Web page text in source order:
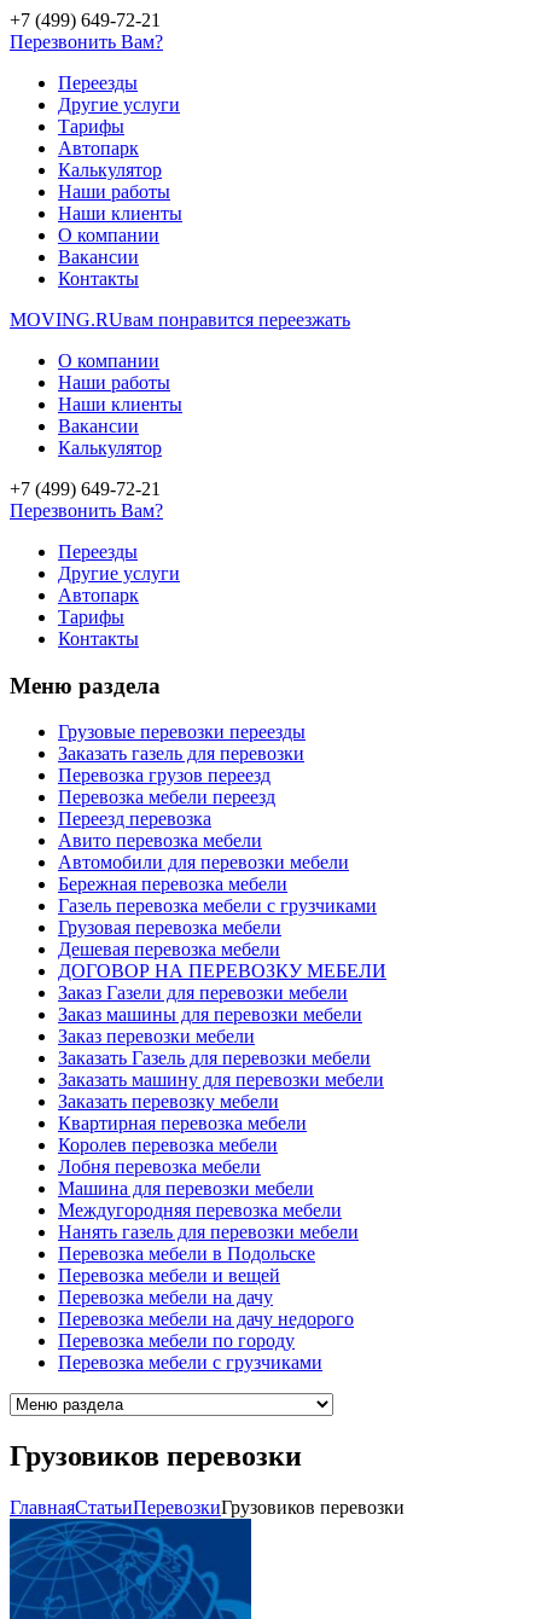
+7 (499) 649-72-21
Перезвонить Вам?
Переезды
Другие услуги
Тарифы
Автопарк
Калькулятор
Наши работы
Наши клиенты
О компании
Вакансии
Контакты
MOVING.RUвам понравится переезжать
О компании
Наши работы
Наши клиенты
Вакансии
Калькулятор
+7 (499) 649-72-21
Перезвонить Вам?
Переезды
Другие услуги
Автопарк
Тарифы
Контакты
Меню раздела
Грузовые перевозки переезды
Заказать газель для перевозки
Перевозка грузов переезд
Перевозка мебели переезд
Переезд перевозка
Авито перевозка мебели
Автомобили для перевозки мебели
Бережная перевозка мебели
Газель перевозка мебели с грузчиками
Грузовая перевозка мебели
Дешевая перевозка мебели
ДОГОВОР НА ПЕРЕВОЗКУ МЕБЕЛИ
Заказ Газели для перевозки мебели
Заказ машины для перевозки мебели
Заказ перевозки мебели
Заказать Газель для перевозки мебели
Заказать машину для перевозки мебели
Заказать перевозку мебели
Квартирная перевозка мебели
Королев перевозка мебели
Лобня перевозка мебели
Машина для перевозки мебели
Междугородняя перевозка мебели
Нанять газель для перевозки мебели
Перевозка мебели в Подольске
Перевозка мебели и вещей
Перевозка мебели на дачу
Перевозка мебели на дачу недорого
Перевозка мебели по городу
Перевозка мебели с грузчиками
Грузовиков перевозки
ГлавнаяCтатьиПеревозкиГрузовиков перевозки